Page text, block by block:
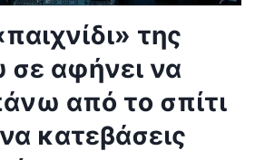
της
σε αφήνει να
από το σπίτι
κατεβάσεις